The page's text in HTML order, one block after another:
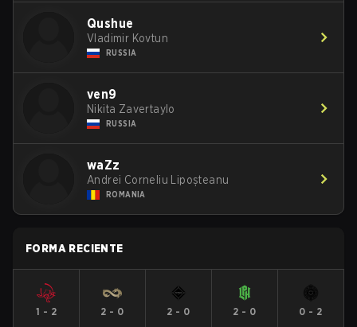
Qushue
Vladimir Kovtun
RUSSIA
ven9
Nikita Zavertaylo
RUSSIA
waZz
Andrei Corneliu Lipoșteanu
ROMANIA
FORMA RECIENTE
1 - 2
2 - 0
2 - 0
2 - 0
0 - 2